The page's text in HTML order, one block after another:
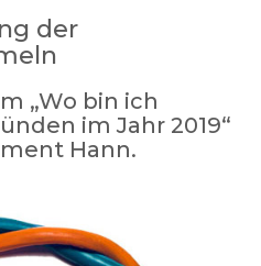
der
„Wo bin ich
im Jahr 2019“
Hann.